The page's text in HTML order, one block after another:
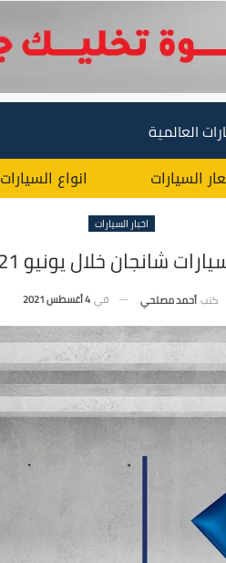
العالمية
السيارات انواع السيارات
اخبار السيارات
شانجان خلال يونيو 2021 في مصر
كتب أحمد مصلحي في 4 أغسطس 2021